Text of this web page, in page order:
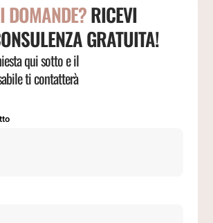
DOMANDE?RICEVI
GRATUITA!
qui sotto e il
ti contatterà